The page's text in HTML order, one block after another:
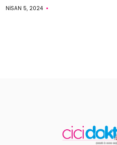
NISAN 5, 2024